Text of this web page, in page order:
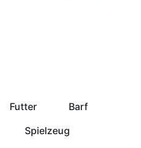
Futter
Barf
Spielzeug